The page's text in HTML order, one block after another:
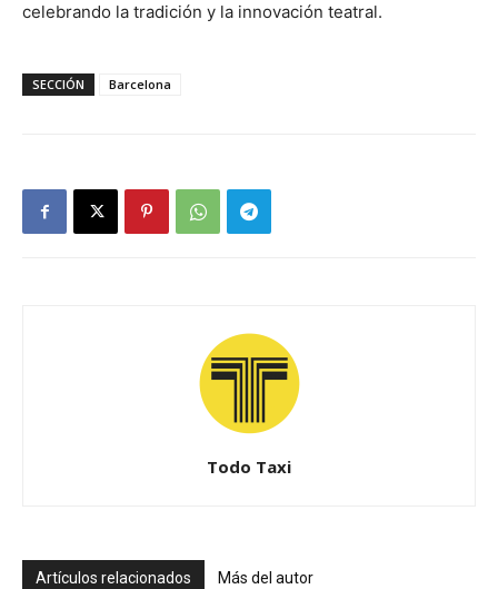
celebrando la tradición y la innovación teatral.
SECCIÓN Barcelona
Todo Taxi
Artículos relacionados Más del autor